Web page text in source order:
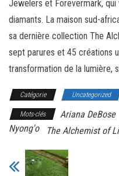
Jewelers et Forevermark,
diamants. La maison sud-
sa dernière collection The
sept parures et 45 créations
transformation de la lumière,
Catégorie Uncategorized
Mots-clés Ariana DeBose
Nyong'o
The Alchemist of